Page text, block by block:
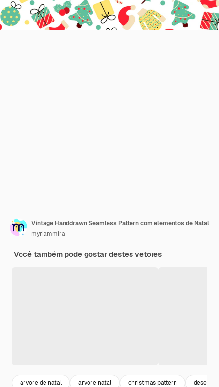
Vintage Handdrawn Seamless Pattern com elementos de Natal
myriammira
Você também pode gostar destes vetores
arvore de natal arvore natal christmas pattern desenho